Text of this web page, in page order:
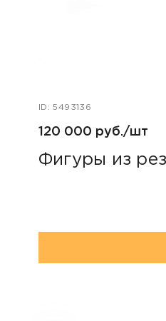
ID: 5493136
120 000 руб./шт
Фигуры из